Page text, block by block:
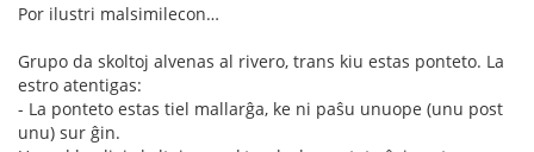
Por ilustri malsimilecon…
Grupo da skoltoj alvenas al rivero, trans kiu estas ponteto. La
estro atentigas:
- La ponteto estas tiel mallarĝa, ke ni paŝu unuope (unu post
unu) sur ĝin.